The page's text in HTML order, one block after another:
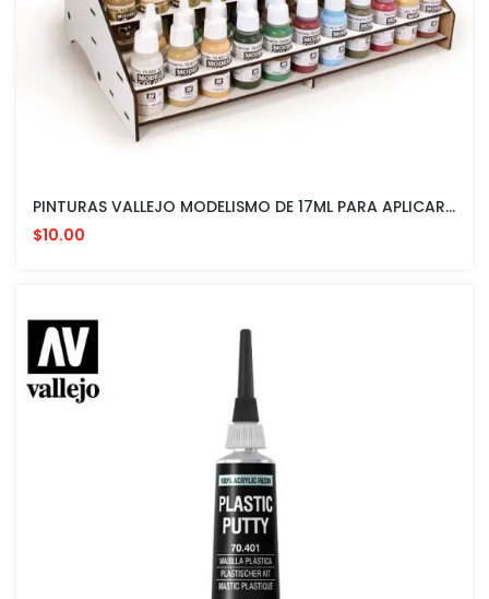
PINTURAS VALLEJO MODELISMO DE 17ML PARA APLICAR CON PINCEL O AEROGRAFO $10 Cash C/u
$10.00